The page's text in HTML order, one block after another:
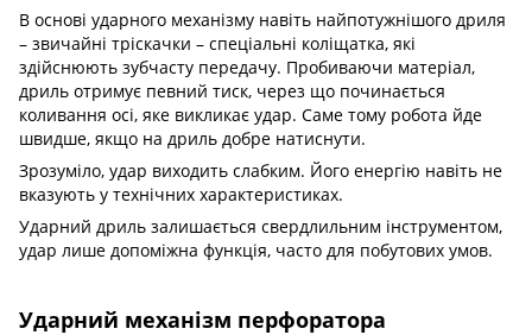
В основі ударного механізму навіть найпотужнішого дриля
– звичайні тріскачки – спеціальні коліщатка, які
здійснюють зубчасту передачу. Пробиваючи матеріал,
дриль отримує певний тиск, через що починається
коливання осі, яке викликає удар. Саме тому робота йде
швидше, якщо на дриль добре натиснути.
Зрозуміло, удар виходить слабким. Його енергію навіть не
вказують у технічних характеристиках.
Ударний дриль залишається свердлильним інструментом,
удар лише допоміжна функція, часто для побутових умов.
Ударний механізм перфоратора